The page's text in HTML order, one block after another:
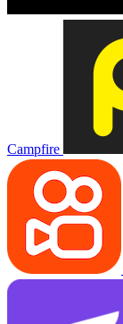
Campfire